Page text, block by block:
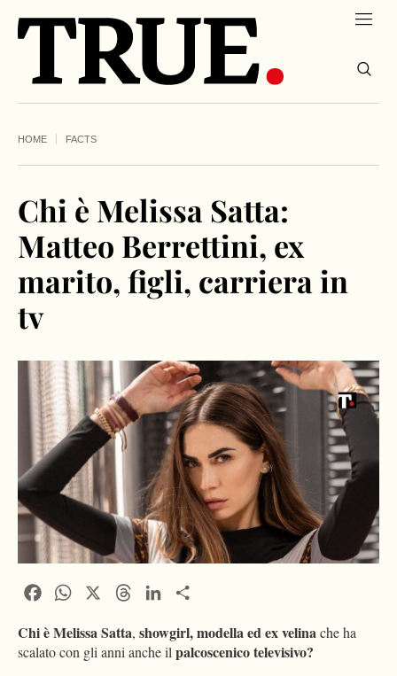
HOME FACTS
Chi è Melissa Satta:
Matteo Berrettini, ex
marito, figli, carriera in
tv
FacebookWhatsApp ThreadsLinkedIn
Chi è Melissa Satta, showgirl, modella ed ex velinache ha
scalato con gli anni anche ilpalcoscenico televisivo?